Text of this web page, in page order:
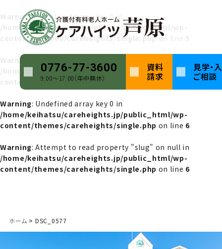
0776-77-3600
9:00〜17:00（年中無休）
資料
請求
見学・
ご相談
Warning: Undefined array key 0 in
/home/keihatsu/careheights.jp/public_html/wp-
content/themes/careheights/single.phpon line
Warning
/home/keihatsu/careheights.jp/public_html/wp-
content/themes/careheights/single.phpon line
Warning: Undefined array key 0 in
/home/keihatsu/careheights.jp/public_html/wp-
content/themes/careheights/single.php on line 6
Warning: Attempt to read property "slug" on null in
/home/keihatsu/careheights.jp/public_html/wp-
content/themes/careheights/single.php on line 6
ホーム DSC_0577